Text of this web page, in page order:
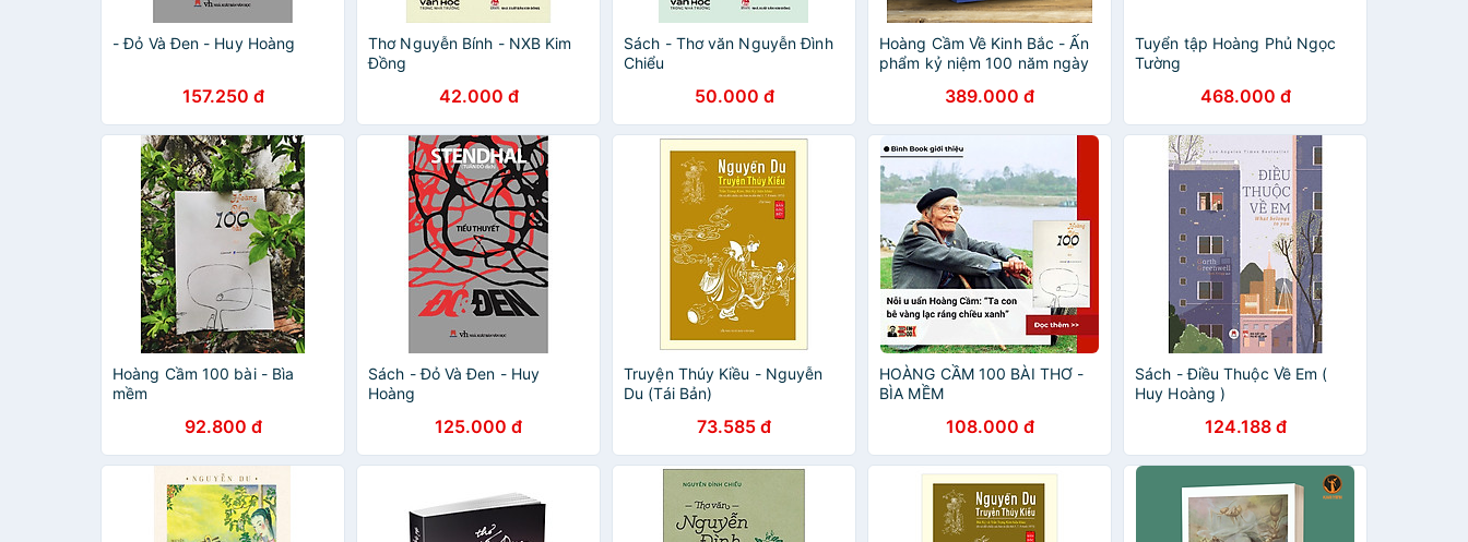
- Đỏ Và Đen - Huy Hoàng
157.250 đ
Thơ Nguyễn Bính - NXB Kim
Đồng
42.000 đ
Sách - Thơ văn Nguyễn Đình
Chiểu
50.000 đ
Hoàng Cầm Về Kinh Bắc - Ấn
phẩm kỷ niệm 100 năm ngày
389.000 đ
Tuyển tập Hoàng Phủ Ngọc
Tường
468.000 đ
Hoàng Cầm 100 bài - Bìa
mềm
92.800 đ
Sách - Đỏ Và Đen - Huy
Hoàng
125.000 đ
Truyện Thúy Kiều - Nguyễn
Du (Tái Bản)
73.585 đ
HOÀNG CẦM 100 BÀI THƠ -
BÌA MỀM
108.000 đ
Sách - Điều Thuộc Về Em (
Huy Hoàng )
124.188 đ